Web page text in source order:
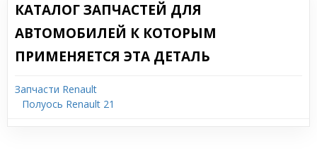
КАТАЛОГ ЗАПЧАСТЕЙ ДЛЯ
АВТОМОБИЛЕЙ К КОТОРЫМ
ПРИМЕНЯЕТСЯ ЭТА ДЕТАЛЬ
Запчасти Renault
Полуось Renault 21